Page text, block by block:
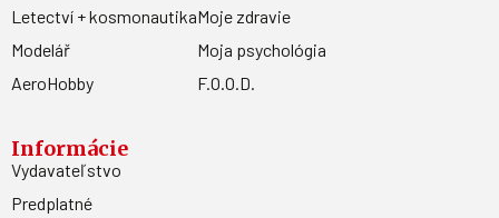
Letectví + kosmonautika
Modelář
AeroHobby
Moje zdravie
Moja psychológia
F.O.O.D.
Informácie
Vydavateľstvo
Predplatné